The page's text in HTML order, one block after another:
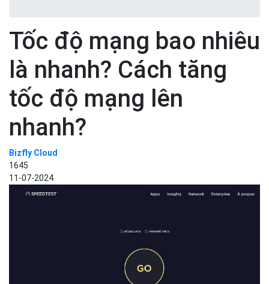
Tốc độ mạng bao nhiêu
là nhanh? Cách tăng
tốc độ mạng lên
nhanh?
Bizfly Cloud
1645
11-07-2024